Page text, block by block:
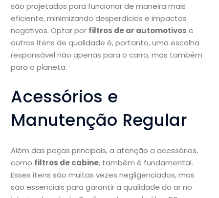
são projetados para funcionar de maneira mais
eficiente, minimizando desperdícios e impactos
negativos. Optar por filtros de ar automotivos e
outros itens de qualidade é, portanto, uma escolha
responsável não apenas para o carro, mas também
para o planeta.
Acessórios e
Manutenção Regular
Além das peças principais, a atenção a acessórios,
como filtros de cabine, também é fundamental.
Esses itens são muitas vezes negligenciados, mas
são essenciais para garantir a qualidade do ar no